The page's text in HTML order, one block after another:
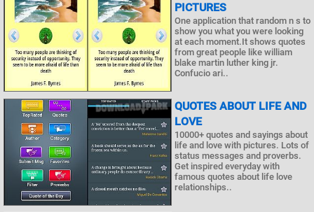
PICTURES
One application that random n s to
show you what you were looking
at each moment.It shows quotes
from great people like william
blake martin luther king jr.
Confucio ari..
QUOTES ABOUT LIFE AND
LOVE
10000+ quotes and sayings about
life and love with pictures. Lots of
status messages and proverbs.
Get inspired everyday with
famous quotes about life love
relationships..